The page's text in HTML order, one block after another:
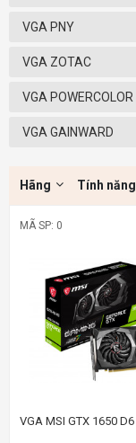
VGA PNY
VGA ZOTAC
VGA POWERCOLOR
VGA GAINWARD
Hãng Tính năng
MÃ SP: 0
VGA MSI GTX 1650